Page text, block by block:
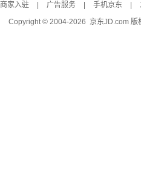
商家入驻 广告服务 手机京东
Copyright © 2004-2026 京东JD.com 版